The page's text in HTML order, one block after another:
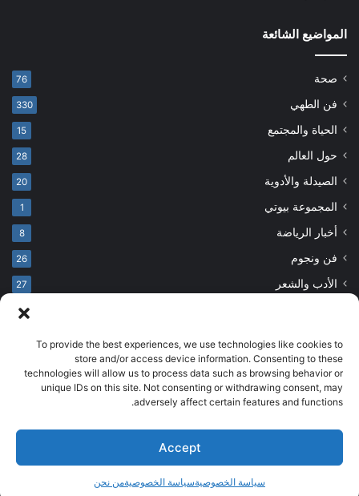
To provide the best experiences, we use technologies like cookies to
store and/or access device information. Consenting to these
technologies will allow us to process data such as browsing behavior or
unique IDs on this site. Not consenting or withdrawing consent, may
adversely affect certain features and functions.
Accept
سياسة الخصوصيةسياسة الخصوصيةمن نحن
المواضيع الشائعة
صحة 76
فن الطهي 330
الحياة والمجتمع 15
حول العالم 28
الصيدلة والأدوية 20
المجموعة بيوتي 1
أخبار الرياضة 8
فن ونجوم 26
الأدب والشعر 27
© حقوق النشر 2026، جميع الحقوق محفوظة
developed by salehsounbol.com
الرئيسية
من نحن إخلاء مسؤولية اتصل بنا
انضم لفريقنا
فيسبوكبينتيريستانستقرامتيلقرام‫TikTok